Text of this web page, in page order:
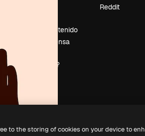
Vender contenido
Sala de prensa
magnific.ai?
Reddit
to the storing of cookies on your device to